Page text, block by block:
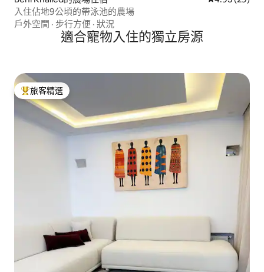
入住佔地9公頃的帶泳池的農場
戶外空間 · 步行方便 · 狀況
適合寵物入住的獨立房源
旅客精選榜首
旅客精選